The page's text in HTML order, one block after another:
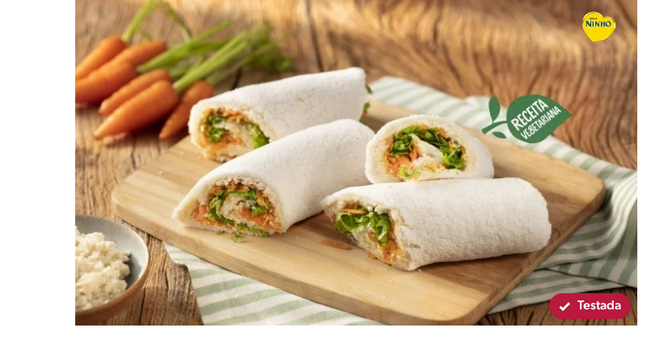
Testada